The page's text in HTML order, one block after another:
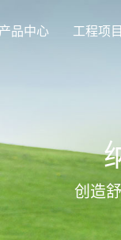
品中心 工程项目
创造